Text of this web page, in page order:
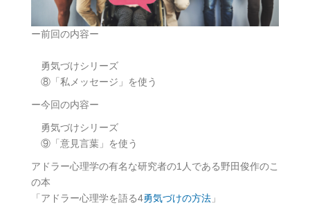
ー前回の内容ー
勇気づけシリーズ
⑧「私メッセージ」を使う
ー今回の内容ー
勇気づけシリーズ
⑨「意見言葉」を使う
アドラー心理学の有名な研究者の1人である野田俊作のこ
の本
「アドラー心理学を語る4勇気づけの方法 」